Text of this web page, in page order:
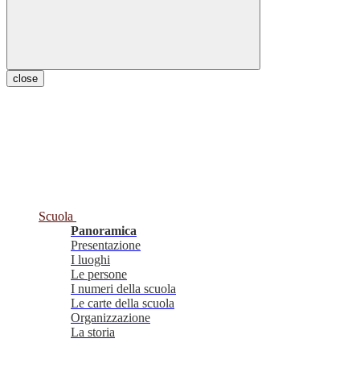
close
Scuola
Panoramica
Presentazione
I luoghi
Le persone
I numeri della scuola
Le carte della scuola
Organizzazione
La storia